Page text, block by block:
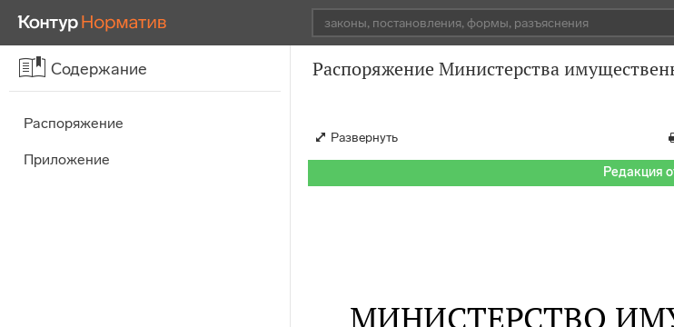
Содержание
Распоряжение
Приложение
Распоряжение Министерства
Развернуть
Редакция
МИНИСТЕРСТВО